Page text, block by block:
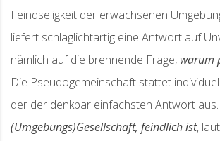
Feindseligkeit der erwachsenen
liefert schlaglichtartig eine Antwort auf
nämlich auf die brennende Frage, warum
Die Pseudogemeinschaft stattet
der der denkbar einfachsten Antwort aus.
(Umgebungs)Gesellschaft, feindlich ist,